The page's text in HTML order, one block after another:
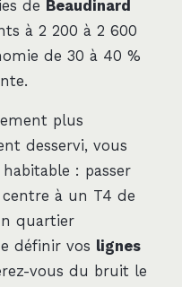
de Beaudinard
à 2 200 à 2 600
de 30 à 40 %
plus
desservi, vous
: passer
à un T4 de
quartier
définir vos lignes
vous du bruit le